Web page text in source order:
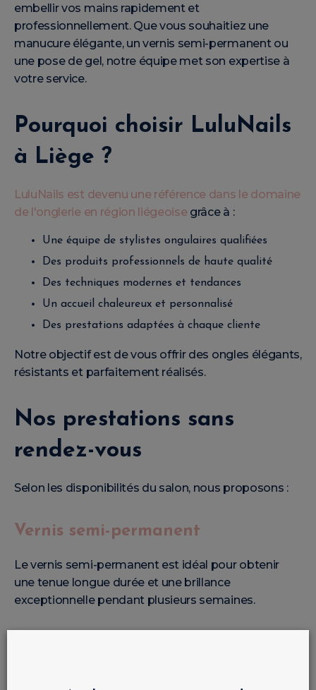
embellir vos mains rapidement et
professionnellement. Que vous souhaitiez une
manucure élégante, un vernis semi-permanent ou
une pose de gel, notre équipe met son expertise à
votre service.
Pourquoi choisir LuluNails
à Liège ?
LuluNails est devenu une référence dans le domaine
de l'onglerie en région liégeoise grâce à :
Une équipe de stylistes ongulaires qualifiées
Des produits professionnels de haute qualité
Des techniques modernes et tendances
Un accueil chaleureux et personnalisé
Des prestations adaptées à chaque cliente
Notre objectif est de vous offrir des ongles élégants,
résistants et parfaitement réalisés.
Nos prestations sans
rendez-vous
Selon les disponibilités du salon, nous proposons :
Vernis semi-permanent
Le vernis semi-permanent est idéal pour obtenir
une tenue longue durée et une brillance
exceptionnelle pendant plusieurs semaines.